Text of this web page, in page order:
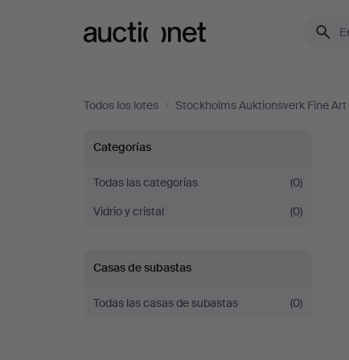
Todos los lotes / Stockholms Auktionsverk Fine Art
Vidrio
y
cristal
artístico
en
Categorías
Todas las categorías
(0)
Vidrio y cristal
(0)
Casas de subastas
Todas las casas de subastas (0)